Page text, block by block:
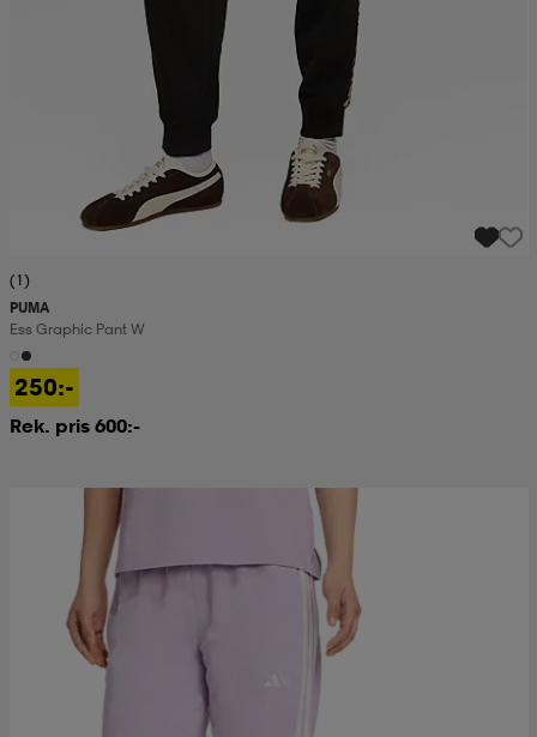
(1)
PUMA
Ess Graphic Pant W
250:-
Rek. pris 600:-